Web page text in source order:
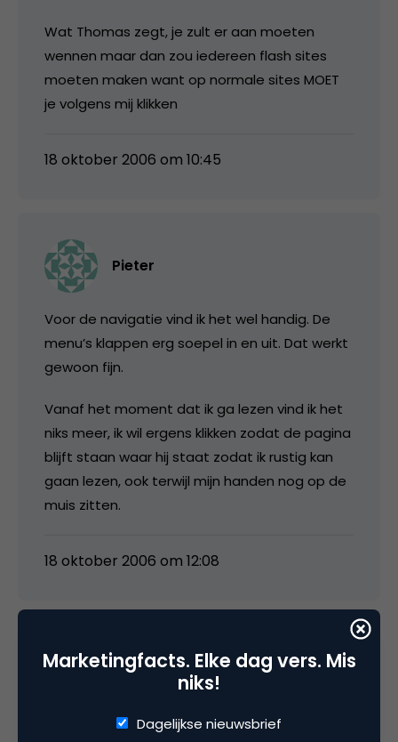
Wat Thomas zegt, je zult er aan moeten
wennen maar dan zou iedereen flash sites
moeten maken want op normale sites MOET
je volgens mij klikken
18 oktober 2006 om 10:45
Pieter
Voor de navigatie vind ik het wel handig. De
menu’s klappen erg soepel in en uit. Dat werkt
gewoon fijn.
Vanaf het moment dat ik ga lezen vind ik het
niks meer, ik wil ergens klikken zodat de pagina
blijft staan waar hij staat zodat ik rustig kan
gaan lezen, ook terwijl mijn handen nog op de
muis zitten.
18 oktober 2006 om 12:08
Michel
Ik zie alleen maar nadelen van niet kunnen
Marketingfacts. Elke dag vers. Mis
niks!
Dagelijkse nieuwsbrief